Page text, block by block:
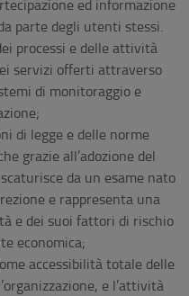
ed informazione
parte degli utenti stessi.
processi e delle attività
servizi offerti attraverso
di monitoraggio e
di legge e delle norme
grazie all’adozione del
da un esame nato
e rappresenta una
e dei suoi fattori di rischio
economica;
accessibilità totale delle
e l’attività